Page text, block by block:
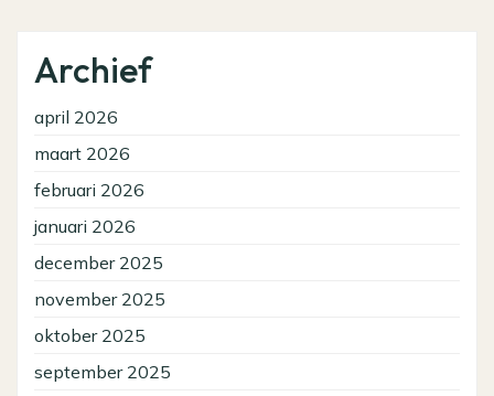
Archief
april 2026
maart 2026
februari 2026
januari 2026
december 2025
november 2025
oktober 2025
september 2025